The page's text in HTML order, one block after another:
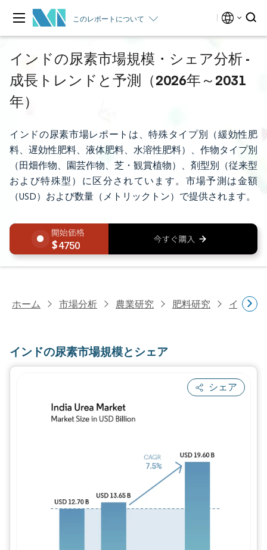
このレポートについて
インドの尿素市場規模・シェア分析 -
成長トレンドと予測（2026年～2031
年）
インドの尿素市場レポートは、特殊タイプ別（緩効性肥
料、遅効性肥料、液体肥料、水溶性肥料）、作物タイプ別
（田畑作物、園芸作物、芝・観賞植物）、剤型別（従来型
および特殊型）に区分されています。市場予測は金額
（USD）および数量（メトリックトン）で提供されます。
4750
ホーム 市場分析 農業研究 肥料研究 インド
インドの尿素市場規模とシェア
シェア